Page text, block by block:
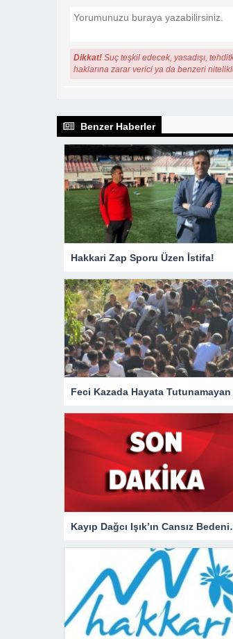
Dikkat! Suç teşkil edecek, yasadışı,
haklarına zarar verici ya da benzeri
Benzer Haberler
Hakkari Zap Sporu Üzen İstifa!
Kayıp